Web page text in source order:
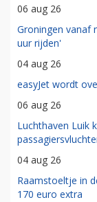
06 aug 26
Groningen vanaf
uur rijden'
04 aug 26
easyJet wordt
06 aug 26
Luchthaven Luik
04 aug 26
Raamstoeltje in
170 euro extra